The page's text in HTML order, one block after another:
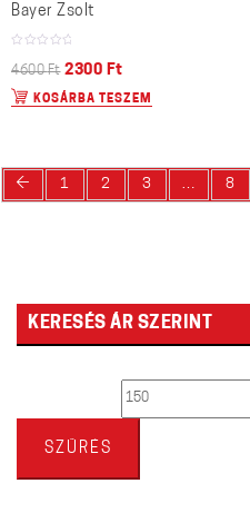
Bayer Zsolt
4600Ft 2300 Ft
KOSÁRBA TESZEM
← 1 2 3 … 8
KERESÉS ÁR SZERINT
Min
SZŰRÉS